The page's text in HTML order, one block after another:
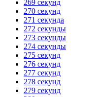
269 секунд
270 секунд
271 секунда
272 секунды
273 секунды
274 секунды
275 секунд
276 секунд
277 секунд
278 секунд
279 секунд